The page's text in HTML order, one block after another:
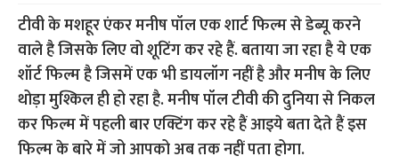
टीवी के मशहूर एंकर मनीष पॉल एक शार्ट फिल्म से डेब्यू करने
वाले है जिसके लिए वो शूटिंग कर रहे हैं. बताया जा रहा है ये एक
शॉर्ट फिल्म है जिसमें एक भी डायलॉग नहीं है और मनीष के लिए
थोड़ा मुश्किल ही हो रहा है. मनीष पॉल टीवी की दुनिया से निकल
कर फिल्म में पहली बार एक्टिंग कर रहे हैं आइये बता देते हैं इस
फिल्म के बारे में जो आपको अब तक नहीं पता होगा.